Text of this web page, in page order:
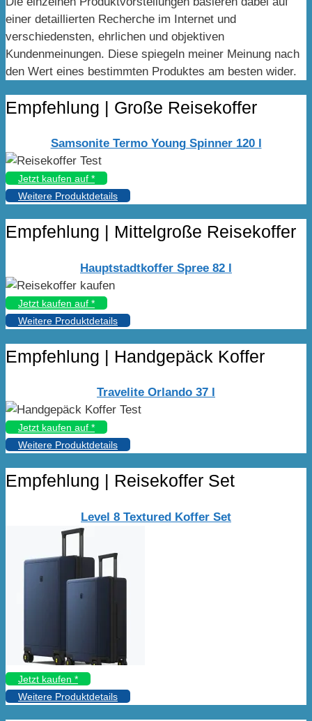
einer detaillierten Recherche im Internet und
verschiedensten, ehrlichen und objektiven
Kundenmeinungen. Diese spiegeln meiner Meinung nach
den Wert eines bestimmten Produktes am besten wider.
Empfehlung | Große Reisekoffer
Samsonite Termo Young Spinner 120 l
Jetzt kaufen auf *
Weitere Produktdetails
Empfehlung | Mittelgroße Reisekoffer
Hauptstadtkoffer Spree 82 l
Jetzt kaufen auf *
Weitere Produktdetails
Empfehlung | Handgepäck Koffer
Travelite Orlando 37 l
Jetzt kaufen auf *
Weitere Produktdetails
Empfehlung | Reisekoffer Set
Level 8 Textured Koffer Set
Jetzt kaufen *
Weitere Produktdetails